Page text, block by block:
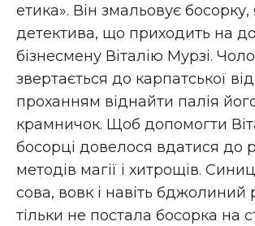
етика». Він змальовує
детектива, що приходить на
бізнесмену Віталію Мурзі.
звертається до карпатської
проханням віднайти палія
крамничок. Щоб допомогти
босорці довелося вдатися до
методів магії і хитрощів.
сова, вовк і навіть бджолиний
тільки не постала босорка на